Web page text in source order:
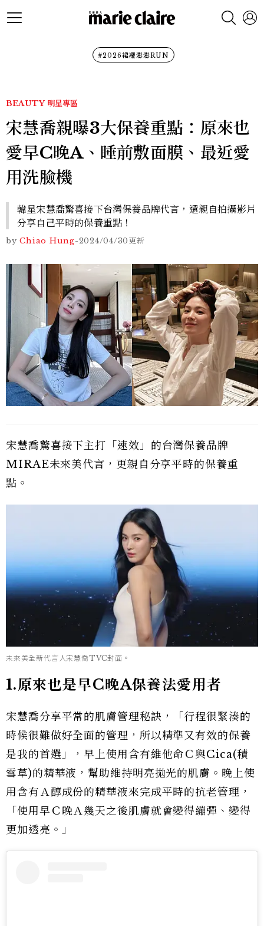
#2026裙襬澎澎RUN
BEAUTY 明星專區
宋慧喬親曝3大保養重點：原來也
愛早C晚A、睡前敷面膜、最近愛
用洗臉機
韓星宋慧喬驚喜接下台灣保養品牌代言，還親自拍攝影片
分享自己平時的保養重點！
by Chiao Hung-2024/04/30更新
宋慧喬驚喜接下主打「速效」的台灣保養品牌
MIRAE未來美代言，更親自分享平時的保養重
點。
未來美全新代言人宋慧喬TVC封面。
1.原來也是早C晚A保養法愛用者
宋慧喬分享平常的肌膚管理秘訣，「行程很緊湊的
時候很難做好全面的管理，所以精準又有效的保養
是我的首選」，早上使用含有維他命Ｃ與Cica(積
雪草)的精華液，幫助維持明亮拋光的肌膚。晚上使
用含有Ａ醇成份的精華液來完成平時的抗老管理，
「使用早Ｃ晚Ａ幾天之後肌膚就會變得繃彈、變得
更加透亮。」